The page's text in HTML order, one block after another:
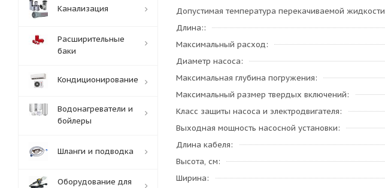
Допустимая температура перекачиваемой жидкости
Длина:
Максимальный расход
Диаметр насоса
Максимальная глубина погружения
Максимальный размер твердых включений
Класс защиты насоса и электродвигателя
Выходная мощность насосной установки
Длина кабеля
Высота, см
Ширина
Канализация
Расширительные
баки
Кондиционирование
Водонагреватели и
бойлеры
Шланги и подводка
Оборудование для